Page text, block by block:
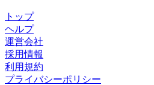
トップ
ヘルプ
運営会社
採用情報
利用規約
プライバシーポリシー